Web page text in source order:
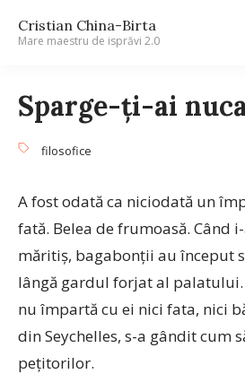
Cristian China-Birta
Mare maestru de isprăvi 2.0
Sparge-ți-ai
filosofice
A fost odată ca niciodată un
fată. Belea de frumoasă. Când
măritiș, bagabonții au început
lângă gardul forjat al
nu împartă cu ei nici fata, nici
din Seychelles, s-a gândit cum
pețitorilor.